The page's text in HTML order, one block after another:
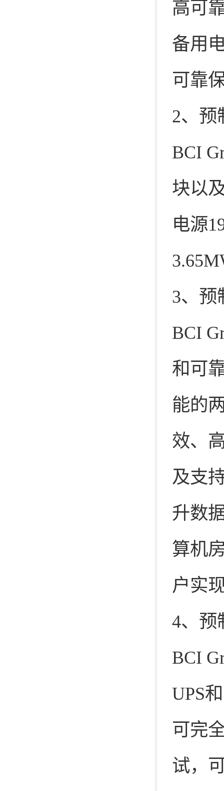
高可
备用
可靠
2、预
BCI
块以
电源
3、预
BCI
和可
能的
效、
及支
升数
算机
户实
4、预
BCI
UPS
可完
试，